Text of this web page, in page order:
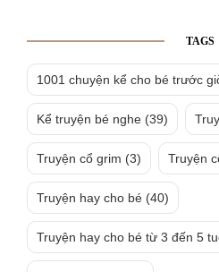
TAGS
1001 chuyện kể cho bé trước
Kể truyện bé nghe (39)
Truyện cổ grim (3) Truyện
Truyện hay cho bé (40)
Truyện hay cho bé từ 3 đến 5